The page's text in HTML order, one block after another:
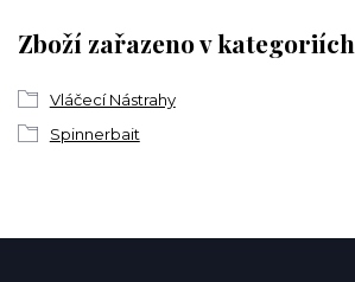
Zboží zařazeno v kategoriích
Vláčecí Nástrahy
Spinnerbait